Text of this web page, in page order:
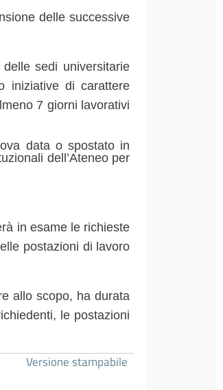
delle successive
delle sedi universitarie
iniziative di carattere
7 giorni lavorativi
data o spostato in
dell’Ateneo per
in esame le richieste
postazioni di lavoro
allo scopo, ha durata
le postazioni
Versione stampabile